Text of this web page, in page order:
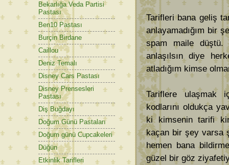
Tarifleri bana geliş
anlayamadığım bir
spam maile düştü.
anlaşılsın diye
atladığım kimse
Tariflere ulaşmak
kodlarını oldukça
ki kimsenin tarifi
kaçan bir şey varsa
hemen bana
güzel bir göz
Bekarlığa Veda Partisi
Pastası
Ben10 Pastası
Burçin Birdane
Caillou
Deniz Temalı
Disney Cars Pastası
Disney Prensesleri
Pastası
Diş Buğdayı
Doğum Günü Pastaları
Doğum günü Cupcakeleri
Düğün
Etkinlik Tarifleri